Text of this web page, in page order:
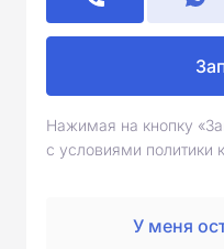
Нажимая на кнопку
с условиями политики
У меня